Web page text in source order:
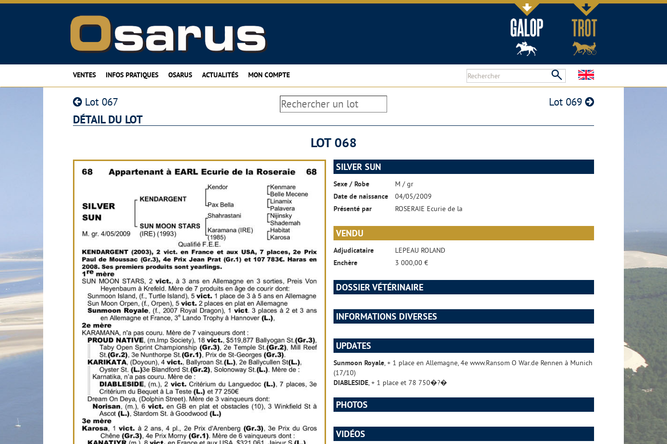
VENTES INFOS PRATIQUES OSARUS ACTUALITÉS MON COMPTE
Lot 067 Lot 069
DÉTAIL DU LOT
LOT 068
SILVER SUN
Sexe / Robe
M / gr
Date de naissance
04/05/2009
Présenté par
ROSERAIE Ecurie de la
VENDU
Adjudicataire
LEPEAU ROLAND
Enchère
3 000,00 €
DOSSIER VÉTÉRINAIRE
INFORMATIONS DIVERSES
UPDATES
Sunmoon Royale, + 1 place en Allemagne, 4e www.Ransom O War.de Rennen à Munich
(17/10)
DIABLESIDE, + 1 place et 78 750�?�
PHOTOS
VIDÉOS